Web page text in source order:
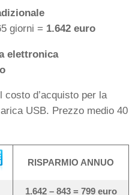
giorni = 1.642 euro
elettronica
d’acquisto per la
USB. Prezzo medio 40
RISPARMIO ANNUO
1.642 – 843 = 799 euro